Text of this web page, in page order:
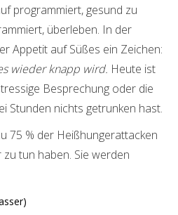
programmiert, gesund zu
überleben. In der
Appetit auf Süßes ein Zeichen:
wieder knapp wird. Heute ist
Besprechung oder die
Stunden nichts getrunken hast.
75 % der Heißhungerattacken
tun haben. Sie werden